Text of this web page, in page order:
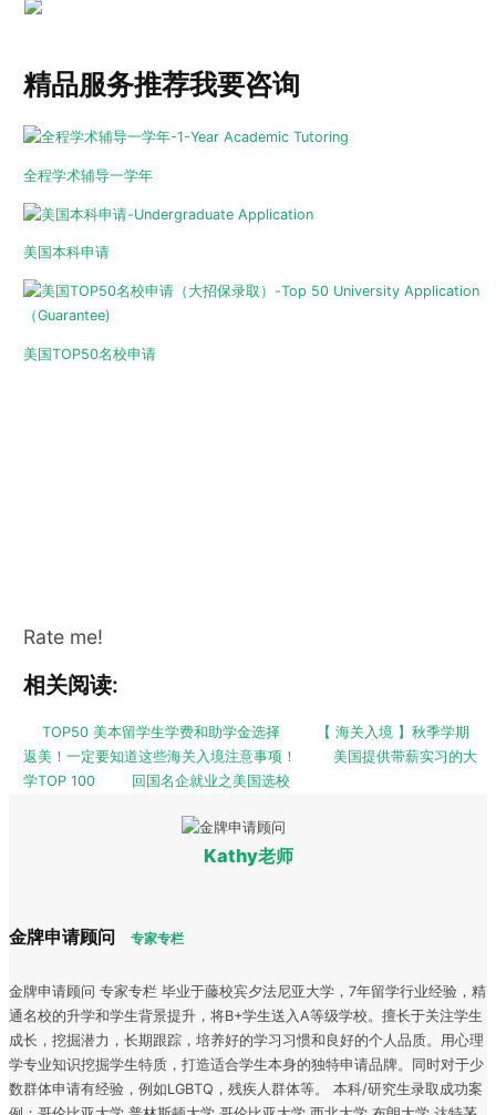
精品服务推荐我要咨询
全程学术辅导一学年
美国本科申请
美国TOP50名校申请
Rate me!
相关阅读:
TOP50 美本留学生学费和助学金选择
【 海关入境 】秋季学期
返美！一定要知道这些海关入境注意事项！
美国提供带薪实习的大
学TOP 100
回国名企就业之美国选校
Kathy老师
金牌申请顾问 专家专栏
金牌申请顾问 专家专栏 毕业于藤校宾夕法尼亚大学，7年留学行业经验，精
通名校的升学和学生背景提升，将B+学生送入A等级学校。擅长于关注学生
成长，挖掘潜力，长期跟踪，培养好的学习习惯和良好的个人品质。用心理
学专业知识挖掘学生特质，打造适合学生本身的独特申请品牌。同时对于少
数群体申请有经验，例如LGBTQ，残疾人群体等。 本科/研究生录取成功案